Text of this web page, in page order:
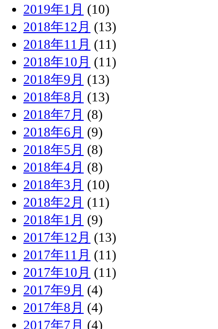
2019年1月 (10)
2018年12月 (13)
2018年11月 (11)
2018年10月 (11)
2018年9月 (13)
2018年8月 (13)
2018年7月 (8)
2018年6月 (9)
2018年5月 (8)
2018年4月 (8)
2018年3月 (10)
2018年2月 (11)
2018年1月 (9)
2017年12月 (13)
2017年11月 (11)
2017年10月 (11)
2017年9月 (4)
2017年8月 (4)
2017年7月 (4)